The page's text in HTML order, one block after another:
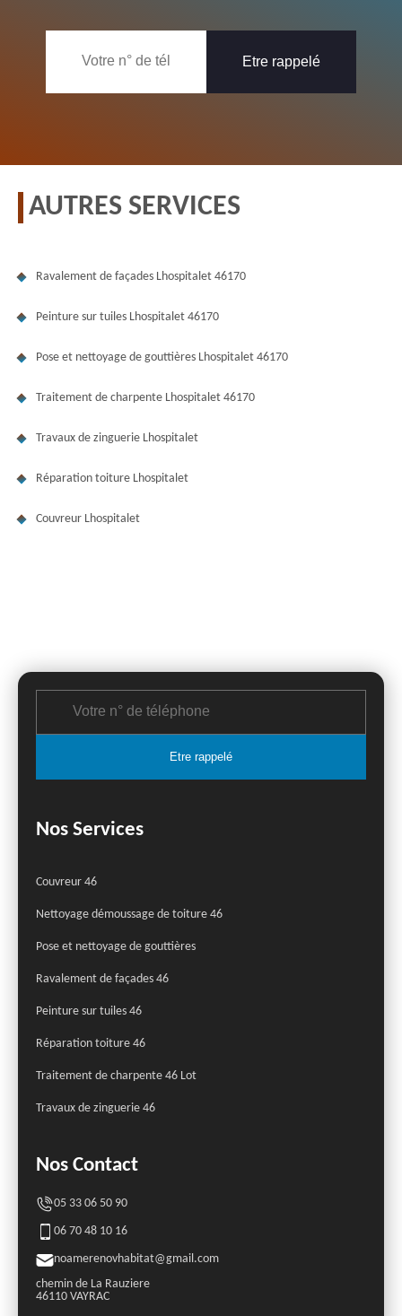
AUTRES SERVICES
Ravalement de façades Lhospitalet 46170
Peinture sur tuiles Lhospitalet 46170
Pose et nettoyage de gouttières Lhospitalet 46170
Traitement de charpente Lhospitalet 46170
Travaux de zinguerie Lhospitalet
Réparation toiture Lhospitalet
Couvreur Lhospitalet
Nos Services
Couvreur 46
Nettoyage démoussage de toiture 46
Pose et nettoyage de gouttières
Ravalement de façades 46
Peinture sur tuiles 46
Réparation toiture 46
Traitement de charpente 46 Lot
Travaux de zinguerie 46
Nos Contact
05 33 06 50 90
06 70 48 10 16
noamerenovhabitat@gmail.com
chemin de La Rauziere
46110 VAYRAC